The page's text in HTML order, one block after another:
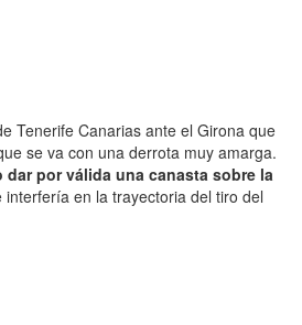
Tenerife Canarias ante el Girona que
se va con una derrota muy amarga.
por válida una canasta sobre la
interfería en la trayectoria del tiro del